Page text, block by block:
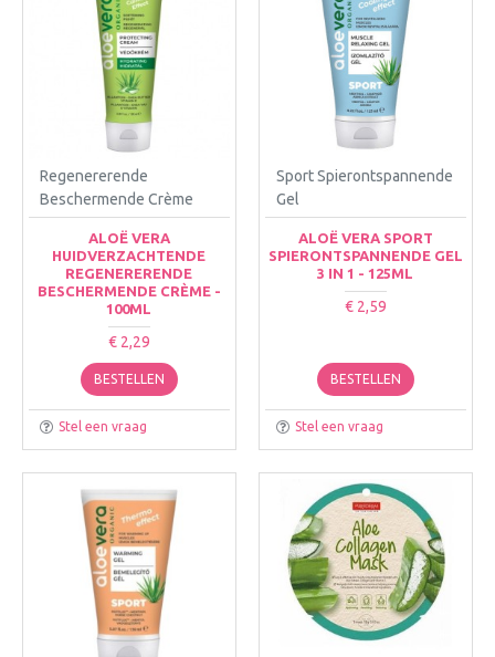
Regenererende
Beschermende Crème
ALOË VERA
HUIDVERZACHTENDE
REGENERERENDE
BESCHERMENDE CRÈME -
100ML
€ 2,29
BESTELLEN
Stel een vraag
Sport Spierontspannende
Gel
ALOË VERA SPORT
SPIERONTSPANNENDE GEL
3 IN 1 - 125ML
€ 2,59
BESTELLEN
Stel een vraag